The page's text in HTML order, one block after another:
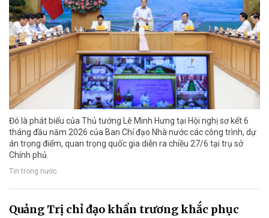
Đó là phát biểu của Thủ tướng Lê Minh Hưng tại Hội nghị sơ kết 6
tháng đầu năm 2026 của Ban Chỉ đạo Nhà nước các công trình, dự
án trọng điểm, quan trọng quốc gia diễn ra chiều 27/6 tại trụ sở
Chính phủ.
Tin trong nước
Quảng Trị chỉ đạo khẩn trương khắc phục